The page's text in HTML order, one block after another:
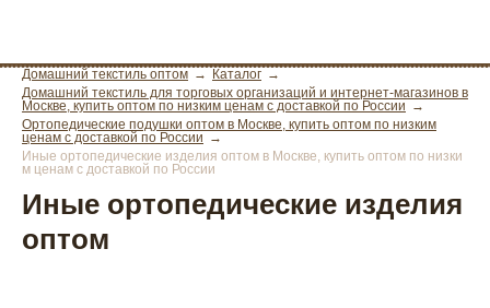
Домашний текстиль оптом
Каталог
Домашний текстиль для торговых организаций и интернет-магазинов в
Москве, купить оптом по низким ценам с доставкой по России
Ортопедические подушки оптом в Москве, купить оптом по низким
ценам с доставкой по России
Иные ортопедические изделия оптом в Москве, купить оптом по низки
м ценам с доставкой по России
Иные ортопедические изделия
оптом